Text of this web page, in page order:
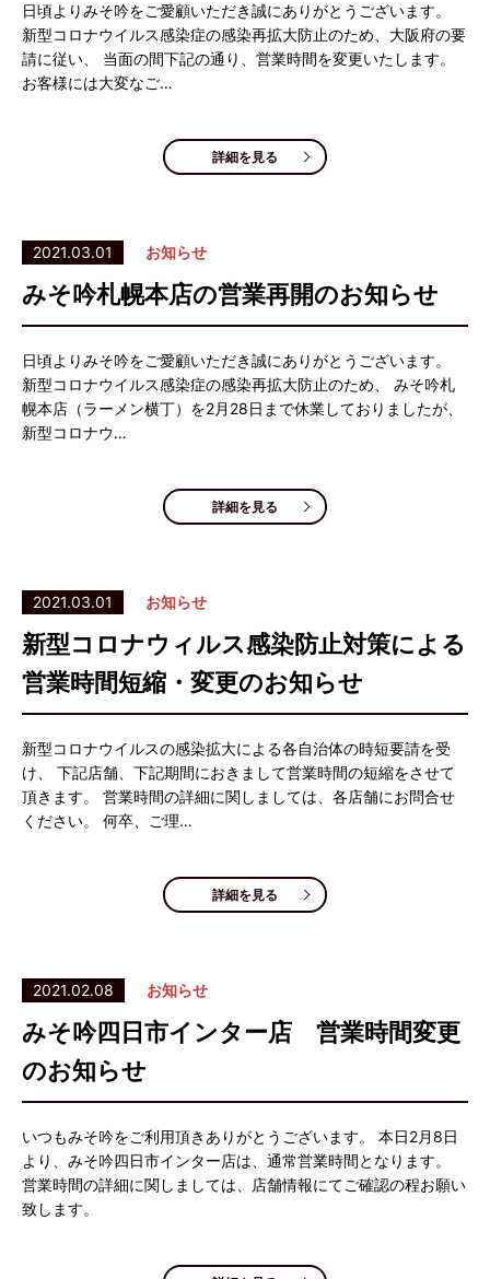
日頃よりみそ吟をご愛顧いただき誠にありがとうございます。
新型コロナウイルス感染症の感染再拡大防止のため、大阪府の要
請に従い、 当面の間下記の通り、営業時間を変更いたします。
お客様には大変なご…
詳細を見る
2021.03.01 お知らせ
みそ吟札幌本店の営業再開のお知らせ
日頃よりみそ吟をご愛顧いただき誠にありがとうございます。
新型コロナウイルス感染症の感染再拡大防止のため、 みそ吟札
幌本店（ラーメン横丁）を2月28日まで休業しておりましたが、
新型コロナウ…
詳細を見る
2021.03.01 お知らせ
新型コロナウィルス感染防止対策による
営業時間短縮・変更のお知らせ
新型コロナウイルスの感染拡大による各自治体の時短要請を受
け、 下記店舗、下記期間におきまして営業時間の短縮をさせて
頂きます。 営業時間の詳細に関しましては、各店舗にお問合せ
ください。 何卒、ご理…
詳細を見る
2021.02.08 お知らせ
みそ吟四日市インター店 営業時間変更
のお知らせ
いつもみそ吟をご利用頂きありがとうございます。 本日2月8日
より、みそ吟四日市インター店は、通常営業時間となります。
営業時間の詳細に関しましては、店舗情報にてご確認の程お願い
致します。